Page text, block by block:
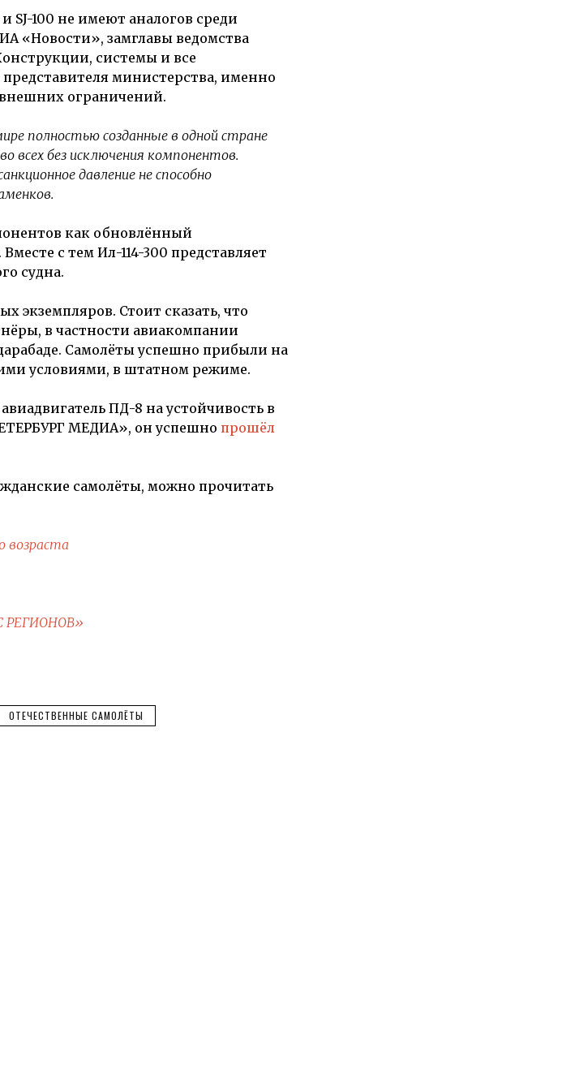
100 не имеют аналогов среди
«Новости», замглавы ведомства
системы и все
министерства, именно
ограничений.
полностью созданные в одной стране
всех без исключения компонентов.
давление не способно
как обновлённый
с тем Ил-114-300 представляет
судна.
экземпляров. Стоит сказать, что
в частности авиакомпании
Самолёты успешно прибыли на
условиями, в штатном режиме.
ПД-8 на устойчивость в
МЕДИА», он успешно прошёл
самолёты, можно прочитать
возраста
РЕГИОНОВ»
ОТЕЧЕСТВЕННЫЕ САМОЛЁТЫ